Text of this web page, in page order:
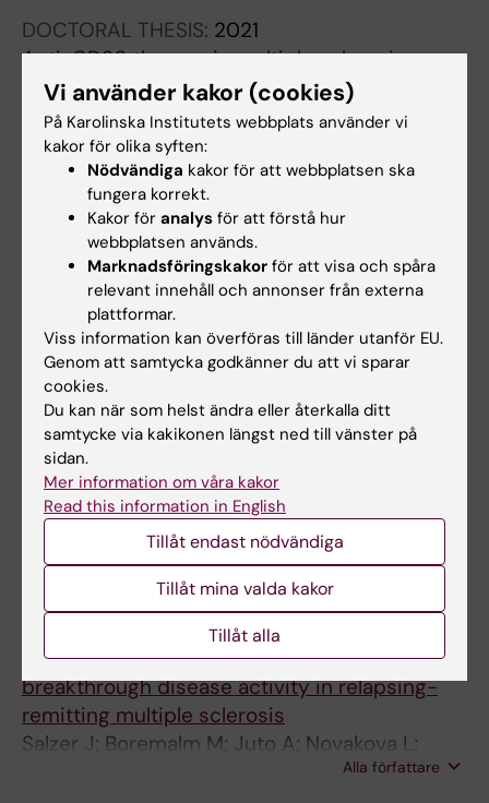
DOCTORAL THESIS: 2021
Anti-CD20 therapy in multiple sclerosis :
clinical and paraclinical outcomes
Juto A
CONFERENCE PUBLICATION:MULTIPLE
SCLEROSIS JOURNAL.
Longitudinal follow up to determine the
clinical relevance of anti-drug antibodies
against Rituximab in multiple sclerosis
Dunn N; Manouchehrinia A; Englund S; Juto A;
Kharlamova N; Fink K; Piehl F; Fogdell-Hahn A
Alla författare
CONFERENCE PUBLICATION:
MULTIPLE
SCLEROSIS JOURNAL.2019;25:290-291
Interrupting rituximab treatment in relapsing-
remitting multiple sclerosis; No evidence of
rebound disease activity
Juto A; Fink K; Al Nimer F; Piehl F
CONFERENCE PUBLICATION:MULTIPLE
SCLEROSIS JOURNAL.2017;23:323
Comparison of rituximab and highly effective
second line disease modifying therapies after
breakthrough disease activity in relapsing-
remitting multiple sclerosis
Salzer J; Boremalm M; Juto A; Novakova L;
Axelsson M; Frisell T; Lycke J; Piehl FAlla författare
Vi använder kakor (cookies)
På Karolinska Institutets webbplats använder vi
kakor för olika syften:
Nödvändiga kakor för att webbplatsen ska
fungera korrekt.
Kakor för analys för att förstå hur
webbplatsen används.
Marknadsföringskakor för att visa och spåra
relevant innehåll och annonser från externa
plattformar.
Viss information kan överföras till länder utanför EU.
Genom att samtycka godkänner du att vi sparar
cookies.
Du kan när som helst ändra eller återkalla ditt
samtycke via kakikonen längst ned till vänster på
sidan.
Mer information om våra kakor
Read this information in English
Tillåt endast nödvändiga
Tillåt mina valda kakor
Tillåt alla